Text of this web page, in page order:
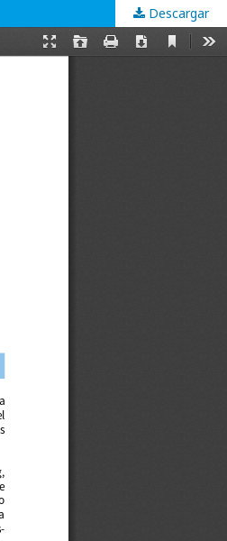
Descargar